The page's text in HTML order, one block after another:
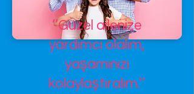
’’Güzel ailenize
yardımcı olalım,
yaşamınızı
kolaylaştıralım.’’